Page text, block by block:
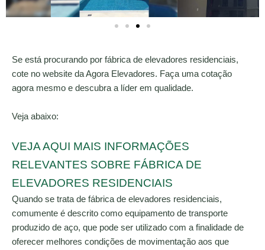
Se está procurando por fábrica de elevadores residenciais,
cote no website da Agora Elevadores. Faça uma cotação
agora mesmo e descubra a líder em qualidade.
Veja abaixo:
VEJA AQUI MAIS INFORMAÇÕES
RELEVANTES SOBRE FÁBRICA DE
ELEVADORES RESIDENCIAIS
Quando se trata de fábrica de elevadores residenciais,
comumente é descrito como equipamento de transporte
produzido de aço, que pode ser utilizado com a finalidade de
oferecer melhores condições de movimentação aos que